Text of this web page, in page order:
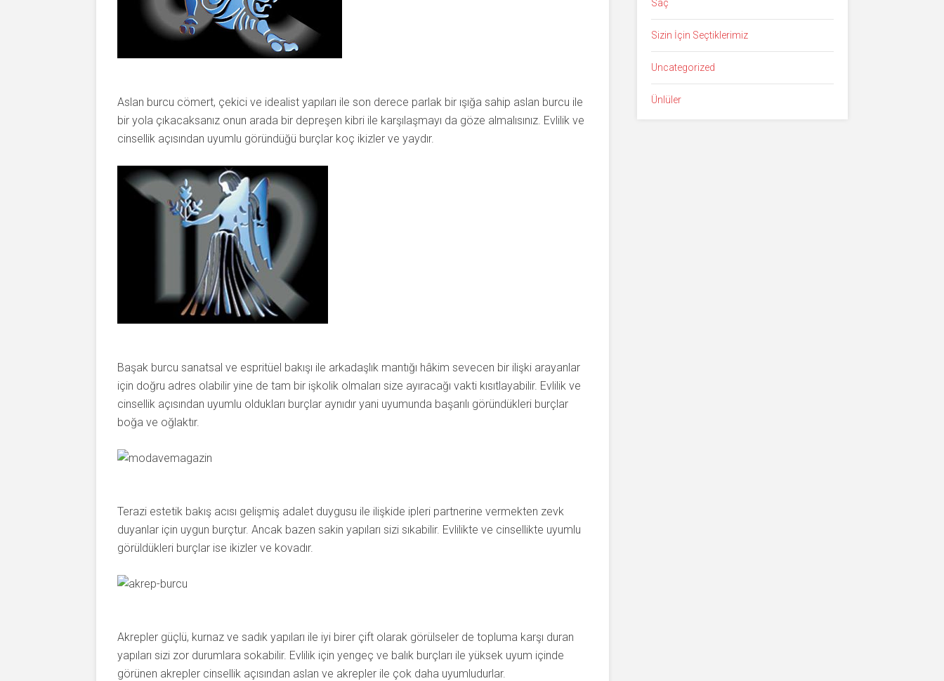
Aslan burcu cömert, çekici ve idealist yapıları ile son derece parlak bir ışığa sahip aslan burcu ile
bir yola çıkacaksanız onun arada bir depreşen kibri ile karşılaşmayı da göze almalısınız. Evlilik ve
cinsellik açısından uyumlu göründüğü burçlar koç ikizler ve yaydır.
Başak burcu sanatsal ve espritüel bakışı ile arkadaşlık mantığı hâkim sevecen bir ilişki arayanlar
için doğru adres olabilir yine de tam bir işkolik olmaları size ayıracağı vakti kısıtlayabilir. Evlilik ve
cinsellik açısından uyumlu oldukları burçlar aynıdır yani uyumunda başarılı göründükleri burçlar
boğa ve oğlaktır.
Terazi estetik bakış acısı gelişmiş adalet duygusu ile ilişkide ipleri partnerine vermekten zevk
duyanlar için uygun burçtur. Ancak bazen sakin yapıları sizi sıkabilir. Evlilikte ve cinsellikte uyumlu
görüldükleri burçlar ise ikizler ve kovadır.
Akrepler güçlü, kurnaz ve sadık yapıları ile iyi birer çift olarak görülseler de topluma karşı duran
yapıları sizi zor durumlara sokabilir. Evlilik için yengeç ve balık burçları ile yüksek uyum içinde
görünen akrepler cinsellik açısından aslan ve akrepler ile çok daha uyumludurlar.
Saç
Sizin İçin Seçtiklerimiz
Uncategorized
Ünlüler